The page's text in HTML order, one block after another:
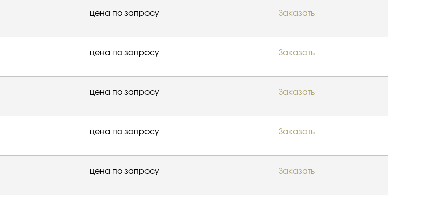
цена по запросу Заказать
цена по запросу Заказать
цена по запросу Заказать
цена по запросу Заказать
цена по запросу Заказать